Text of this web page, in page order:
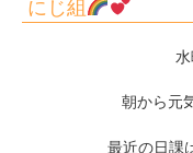
にじ組
朝から元
最近の日課